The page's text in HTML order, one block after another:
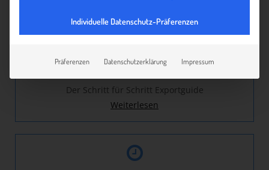
Exportanleitung
Der Schritt für Schritt Exportguide
Weiterlesen
Individuelle Datenschutz-Präferenzen
Präferenzen Datenschutzerklärung Impressum